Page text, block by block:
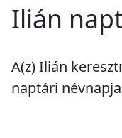
Ilián
A(z) Ilián
naptári